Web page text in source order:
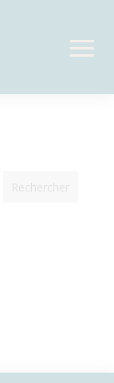
Rechercher